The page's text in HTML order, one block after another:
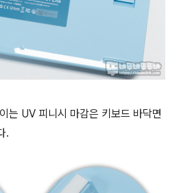
는 UV 피니시 마감은 키보드 바닥면
.